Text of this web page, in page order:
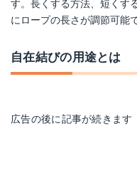
す。長くする方法、短くす
にロープの長さが調節可能
自在結びの用途とは
広告の後に記事が続きます